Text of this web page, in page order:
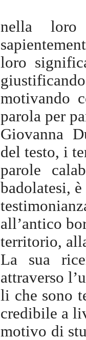
nella loro
loro
motivando
parola per
Giovanna
del testo, i
parole
badolatesi,
all’antico
territorio,
La sua
attraverso
li che sono
credibile a
motivo di